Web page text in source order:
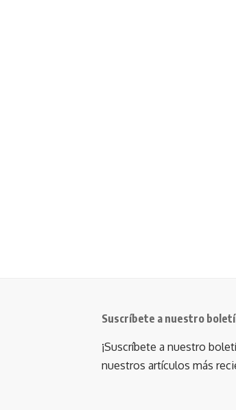
Suscríbete a nuestro
¡Suscríbete a nuestro
nuestros artículos más